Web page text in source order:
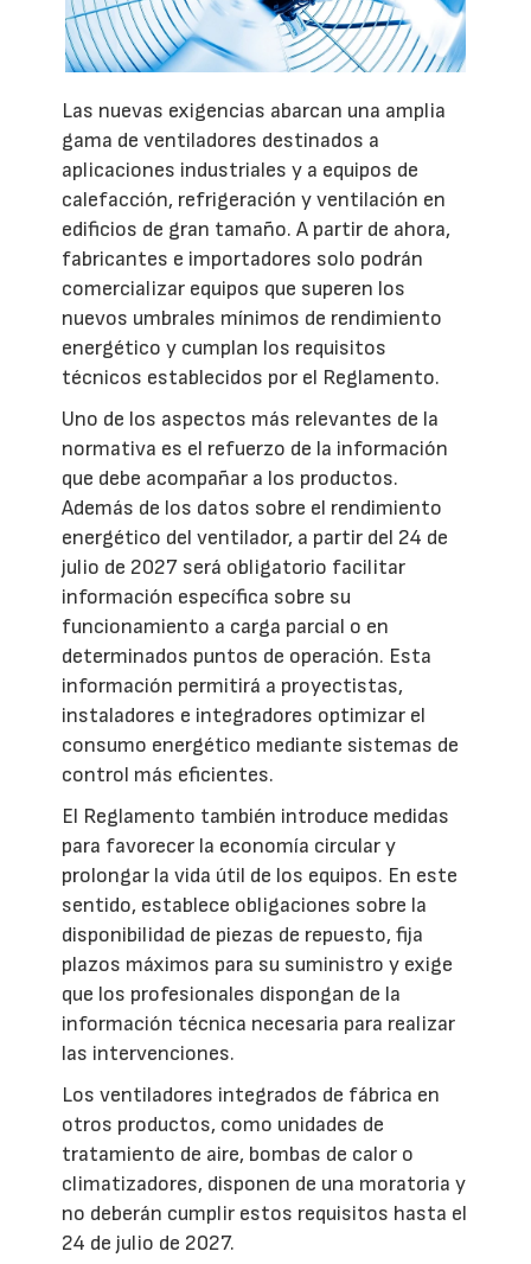
Las nuevas exigencias abarcan una amplia
gama de ventiladores destinados a
aplicaciones industriales y a equipos de
calefacción, refrigeración y ventilación en
edificios de gran tamaño. A partir de ahora,
fabricantes e importadores solo podrán
comercializar equipos que superen los
nuevos umbrales mínimos de rendimiento
energético y cumplan los requisitos
técnicos establecidos por el Reglamento.
Uno de los aspectos más relevantes de la
normativa es el refuerzo de la información
que debe acompañar a los productos.
Además de los datos sobre el rendimiento
energético del ventilador, a partir del 24 de
julio de 2027 será obligatorio facilitar
información específica sobre su
funcionamiento a carga parcial o en
determinados puntos de operación. Esta
información permitirá a proyectistas,
instaladores e integradores optimizar el
consumo energético mediante sistemas de
control más eficientes.
El Reglamento también introduce medidas
para favorecer la economía circular y
prolongar la vida útil de los equipos. En este
sentido, establece obligaciones sobre la
disponibilidad de piezas de repuesto, fija
plazos máximos para su suministro y exige
que los profesionales dispongan de la
información técnica necesaria para realizar
las intervenciones.
Los ventiladores integrados de fábrica en
otros productos, como unidades de
tratamiento de aire, bombas de calor o
climatizadores, disponen de una moratoria y
no deberán cumplir estos requisitos hasta el
24 de julio de 2027.